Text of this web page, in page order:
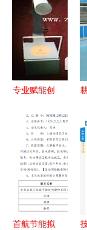
转让与咨询
全攻略
专业赋能创
晶电子科技
有限公司的
技术转让与
咨询服务解
析
首航节能拟